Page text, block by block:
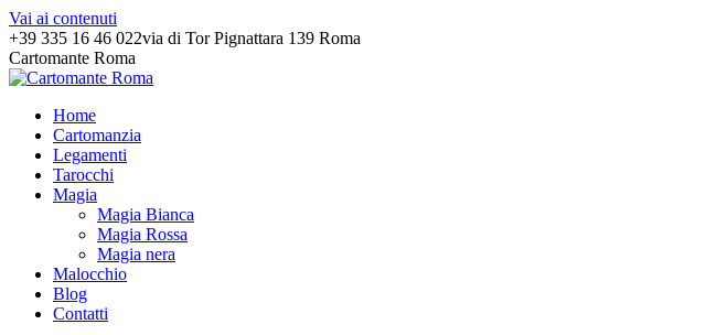
Vai ai contenuti
+39 335 16 46 022via di Tor Pignattara 139 Roma
Cartomante Roma
Home
Cartomanzia
Legamenti
Tarocchi
Magia
Magia Bianca
Magia Rossa
Magia nera
Malocchio
Blog
Contatti